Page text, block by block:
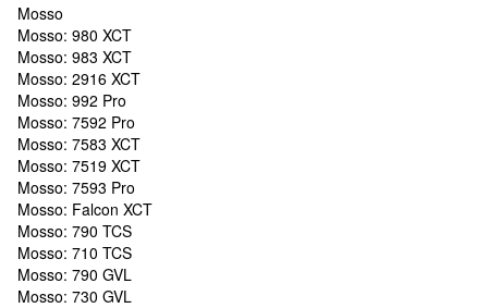
Mosso
Mosso: 980 XCT
Mosso: 983 XCT
Mosso: 2916 XCT
Mosso: 992 Pro
Mosso: 7592 Pro
Mosso: 7583 XCT
Mosso: 7519 XCT
Mosso: 7593 Pro
Mosso: Falcon XCT
Mosso: 790 TCS
Mosso: 710 TCS
Mosso: 790 GVL
Mosso: 730 GVL